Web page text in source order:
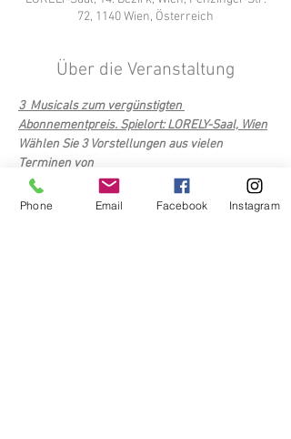
72, 1140 Wien, Österreich
Über die Veranstaltung
3  Musicals zum vergünstigten
Abonnementpreis. Spielort: LORELY-Saal, Wien
Wählen Sie 3 Vorstellungen aus vielen
Terminen von
"Drachen-Zirkus"
"Von Engerln und Bengerln"
Phone Email Facebook Instagram